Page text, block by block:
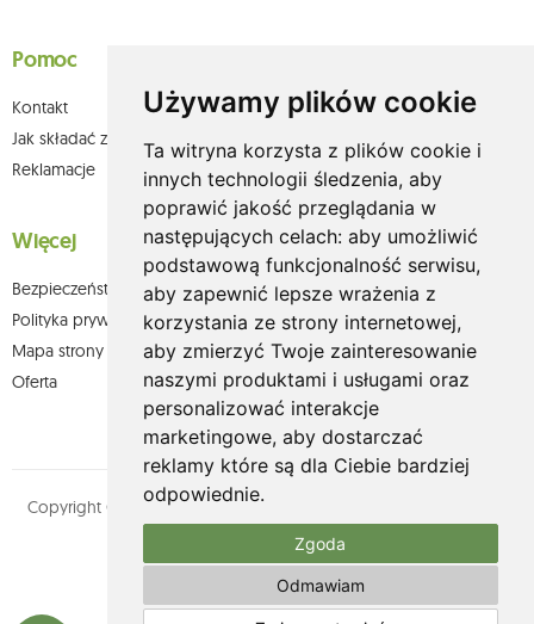
Używamy plików cookie
Ta witryna korzysta z plików cookie i
innych technologii śledzenia, aby
poprawić jakość przeglądania w
następujących celach: aby umożliwić
podstawową funkcjonalność serwisu,
aby zapewnić lepsze wrażenia z
korzystania ze strony internetowej,
aby zmierzyć Twoje zainteresowanie
naszymi produktami i usługami oraz
personalizować interakcje
marketingowe, aby dostarczać
reklamy które są dla Ciebie bardziej
odpowiednie.
Zgoda
Odmawiam
Pomoc
Kontakt
Jak składać zamówienia w sklepie olium.pl?
Reklamacje
Więcej
Bezpieczeństwo płatności
Polityka prywatności
Mapa strony
Oferta
Copyright © olium.pl. Wszystkie prawa zastrzeżone. Designed by
MOUTON interactive
Zobacz nasz profil na: